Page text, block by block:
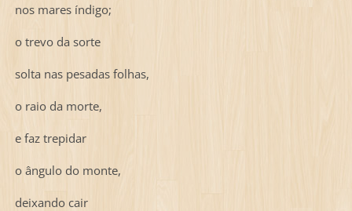
nos mares índigo;
o trevo da sorte
solta nas pesadas folhas,
o raio da morte,
e faz trepidar
o ângulo do monte,
deixando cair